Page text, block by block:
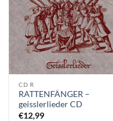
CD R
RATTENFÄNGER –
geisslerlieder CD
€12,99